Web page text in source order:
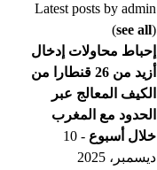
Latest posts by admin
(see all)
إحباط محاولات إدخال
أزيد من 26 قنطارا من
الكيف المعالج عبر
الحدود مع المغرب
خلال أسبوع
- 10
ديسمبر، 2025